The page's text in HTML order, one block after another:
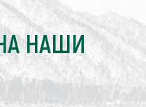
НАШИ